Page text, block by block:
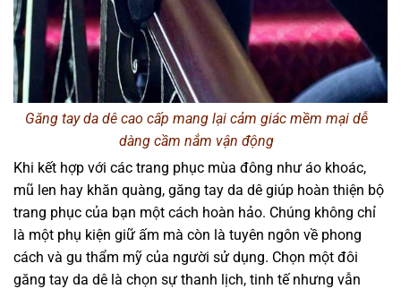
Găng tay da dê cao cấp mang lại cảm giác mềm mại dễ
dàng cầm nắm vận động
Khi kết hợp với các trang phục mùa đông như áo khoác,
mũ len hay khăn quàng, găng tay da dê giúp hoàn thiện bộ
trang phục của bạn một cách hoàn hảo. Chúng không chỉ
là một phụ kiện giữ ấm mà còn là tuyên ngôn về phong
cách và gu thẩm mỹ của người sử dụng. Chọn một đôi
găng tay da dê là chọn sự thanh lịch, tinh tế nhưng vẫn